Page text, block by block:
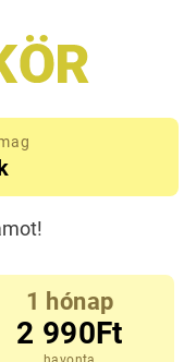
1 hónap
2 990Ft